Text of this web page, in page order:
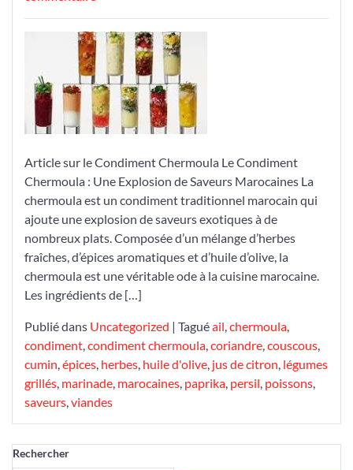
la
Magie
de
la
Chermoula
:
Condiment
Marocain
Incontournable
Article sur le Condiment Chermoula Le Condiment
Chermoula : Une Explosion de Saveurs Marocaines La
chermoula est un condiment traditionnel marocain qui
ajoute une explosion de saveurs exotiques à de
nombreux plats. Composée d’un mélange d’herbes
fraîches, d’épices aromatiques et d’huile d’olive, la
chermoula est une véritable ode à la cuisine marocaine.
Les ingrédients de […]
Publié dans Uncategorized | Taguéail,chermoula,
condiment,condiment chermoula,coriandre,couscous,
cumin,épices, herbes, huile d'olive, jus de citron, légumes
grillés, marinade, marocaines, paprika, persil, poissons,
saveurs,viandes
Rechercher